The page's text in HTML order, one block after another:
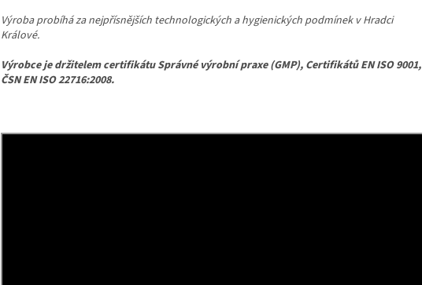
Výroba probíhá za nejpřísnějších technologických a hygienických podmínek v Hradci
Králové.
Výrobce je držitelem certifikátu Správné výrobní praxe (GMP), Certifikátů EN ISO 9001,
ČSN EN ISO 22716:2008.